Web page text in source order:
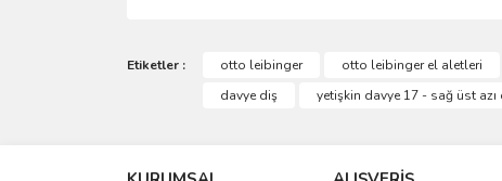
Görüş ve önerileriniz için teşekkür ederiz.
Etiketler : otto leibinger otto leibinger el aletleri
davye diş
yetişkin davye 17 - sağ üst azı